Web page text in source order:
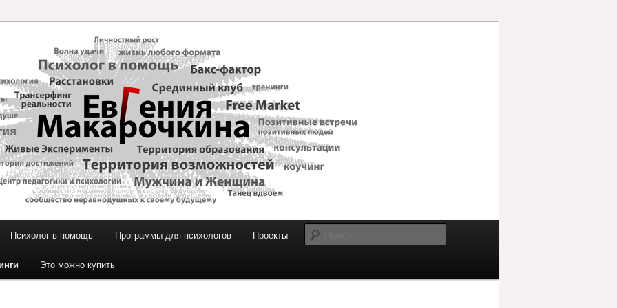
Макарочкиной
Психолог в помощь Программы для психологов Проекты
Это можно купить